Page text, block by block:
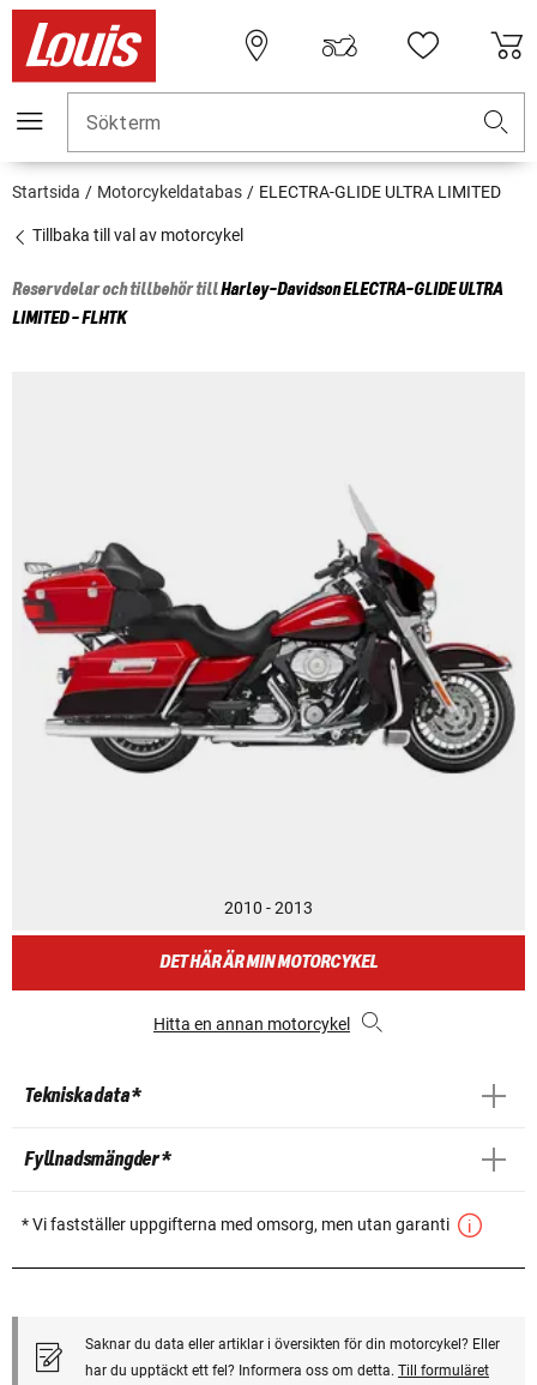
Sökterm
Startsida Motorcykeldatabas ELECTRA-GLIDE ULTRA LIMITED
Tillbaka till val av motorcykel
Reservdelar och tillbehör tillHarley-DavidsonELECTRA-GLIDE ULTRA
LIMITED - FLHTK
2010 - 2013
DET HÄR ÄR MIN MOTORCYKEL
Hitta en annan motorcykel
Tekniska data *
Fyllnadsmängder *
* Vi fastställer uppgifterna med omsorg, men utan garanti
Saknar du data eller artiklar i översikten för din motorcykel? Eller
har du upptäckt ett fel? Informera oss om detta. Till formuläret